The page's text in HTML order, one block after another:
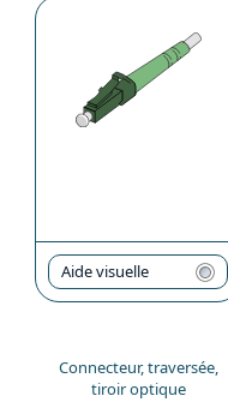
Aide visuelle
Connecteur, traversée,
tiroir optique